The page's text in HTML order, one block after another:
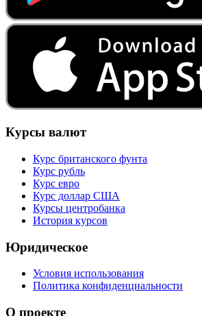
Курсы валют
Курс британского фунта
Курс рубль
Курс евро
Курс доллар США
Курсы центробанка
История курсов
Юридическое
Условия использования
Политика конфиденциальности
О проекте